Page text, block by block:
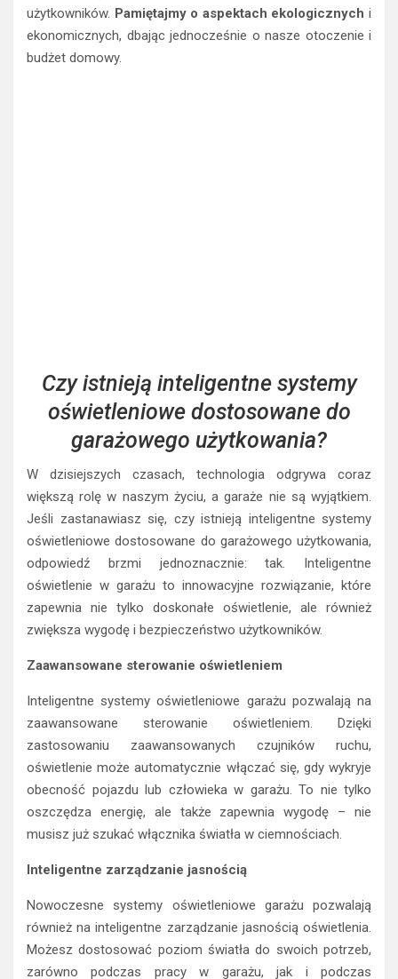
użytkowników. Pamiętajmy o aspektach ekologicznych i
ekonomicznych, dbając jednocześnie o nasze otoczenie i
budżet domowy.
Czy istnieją inteligentne systemy
oświetleniowe dostosowane do
garażowego użytkowania?
W dzisiejszych czasach, technologia odgrywa coraz
większą rolę w naszym życiu, a garaże nie są wyjątkiem.
Jeśli zastanawiasz się, czy istnieją inteligentne systemy
oświetleniowe dostosowane do garażowego użytkowania,
odpowiedź brzmi jednoznacznie: tak. Inteligentne
oświetlenie w garażu to innowacyjne rozwiązanie, które
zapewnia nie tylko doskonałe oświetlenie, ale również
zwiększa wygodę i bezpieczeństwo użytkowników.
Zaawansowane sterowanie oświetleniem
Inteligentne systemy oświetleniowe garażu pozwalają na
zaawansowane sterowanie oświetleniem. Dzięki
zastosowaniu zaawansowanych czujników ruchu,
oświetlenie może automatycznie włączać się, gdy wykryje
obecność pojazdu lub człowieka w garażu. To nie tylko
oszczędza energię, ale także zapewnia wygodę – nie
musisz już szukać włącznika światła w ciemnościach.
Inteligentne zarządzanie jasnością
Nowoczesne systemy oświetleniowe garażu pozwalają
również na inteligentne zarządzanie jasnością oświetlenia.
Możesz dostosować poziom światła do swoich potrzeb,
zarówno podczas pracy w garażu, jak i podczas